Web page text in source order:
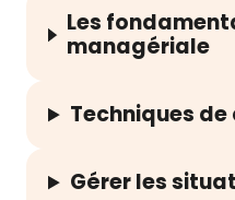
Les
managériale
Techniques
Gérer les